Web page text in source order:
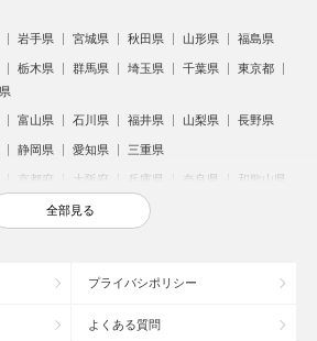
岩手県 宮城県 秋田県 山形県 福島県
栃木県 群馬県 埼玉県 千葉県
東京都
富山県 石川県 福井県 山梨県 長野県
静岡県 愛知県 三重県
京都府 大阪府 兵庫県 奈良県 和歌山県
島根県 岡山県 広島県
沖縄県
全部見る
プライバシポリシー
よくある質問